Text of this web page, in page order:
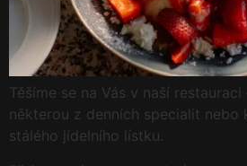
Těšíme se na Vás v naší
některou z denních specialit nebo
stálého jídelního lístku.